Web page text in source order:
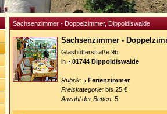
Sachsenzimmer - Doppelzimmer, Dippoldiswalde
Sachsenzimmer -
Glashütterstraße 9b
in
01744 Dippoldiswalde
Rubrik:
Ferienzimmer
Preiskategorie: bis 25 €
Anzahl der Betten: 5